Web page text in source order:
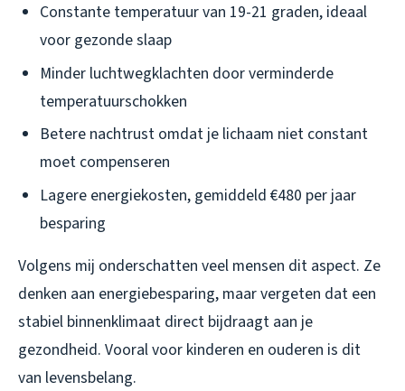
Constante temperatuur van 19-21 graden, ideaal
voor gezonde slaap
Minder luchtwegklachten door verminderde
temperatuurschokken
Betere nachtrust omdat je lichaam niet constant
moet compenseren
Lagere energiekosten, gemiddeld €480 per jaar
besparing
Volgens mij onderschatten veel mensen dit aspect. Ze
denken aan energiebesparing, maar vergeten dat een
stabiel binnenklimaat direct bijdraagt aan je
gezondheid. Vooral voor kinderen en ouderen is dit
van levensbelang.